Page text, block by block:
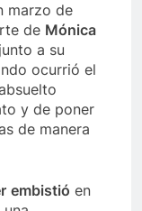
marzo de
de Mónica
a su
ocurrió el
y de poner
de manera
embistió en